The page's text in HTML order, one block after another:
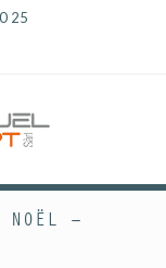
25
NOËL –